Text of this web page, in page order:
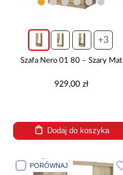
+3
Szafa Nero 01 80 – Szary Mat
929,00 zł
Dodaj do koszyka
PORÓWNAJ